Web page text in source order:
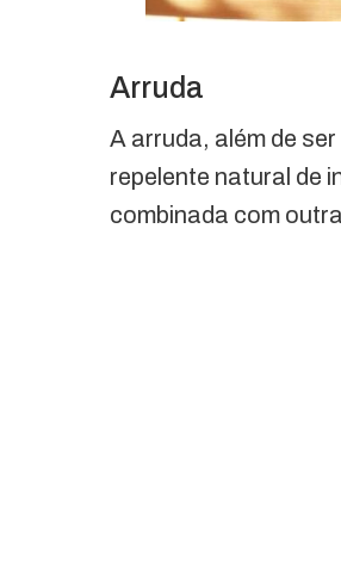
Arruda
A arruda, além de
repelente natural de
combinada com